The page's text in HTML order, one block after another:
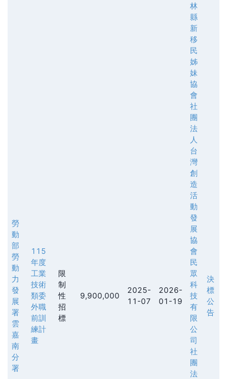
勞
動
部
勞
動
力
發
展
署
雲
嘉
南
分
署
115
年度
工業
技術
類委
外職
前訓
練計
畫
限
制
性
招
標
9,900,000
2025-
11-07
2026-
01-19
林
縣
新
移
民
姊
妹
協
會
社
團
法
人
台
灣
創
造
活
動
發
展
協
會
民
眾
科
技
有
限
公
司
社
團
法
決
標
公
告